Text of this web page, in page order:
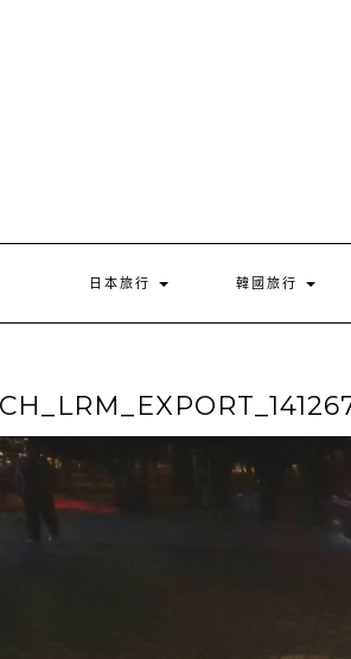
日本旅行 韓國旅行